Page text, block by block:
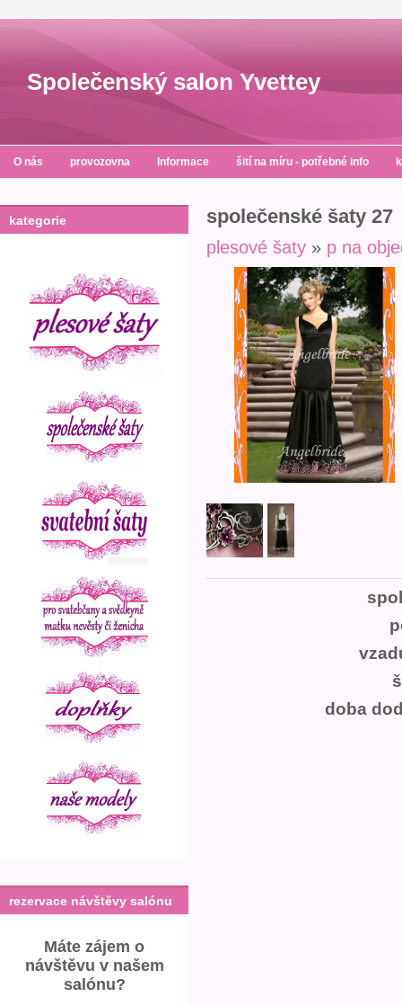
Společenský salon Yvettey
O nás provozovna Informace šití na míru - potřebné info
kategorie
rezervace návštěvy salónu
Máte zájem o
návštěvu v našem
salónu?
společenské šaty 27
plesové šaty » p na
doba